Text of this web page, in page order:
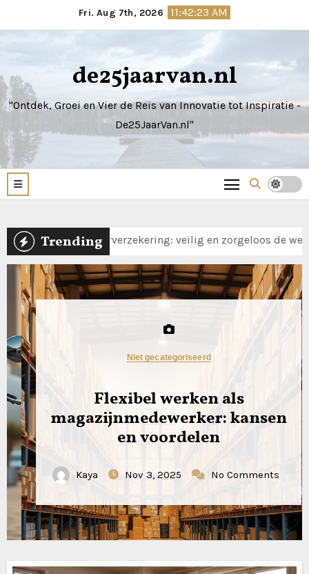
to
Fri. Aug 7th, 2026 11:42:25 AM
de25jaarvan.nl
"Ontdek, Groei en Vier de Reis van Innovatie tot Inspiratie -
De25JaarVan.nl"
Trending
veilig en zorgeloos de weg op met jouw motor
Niet gecategoriseerd
Flexibel werken als
magazijnmedewerker: kansen
en voordelen
Kaya Nov 3, 2025 No Comments